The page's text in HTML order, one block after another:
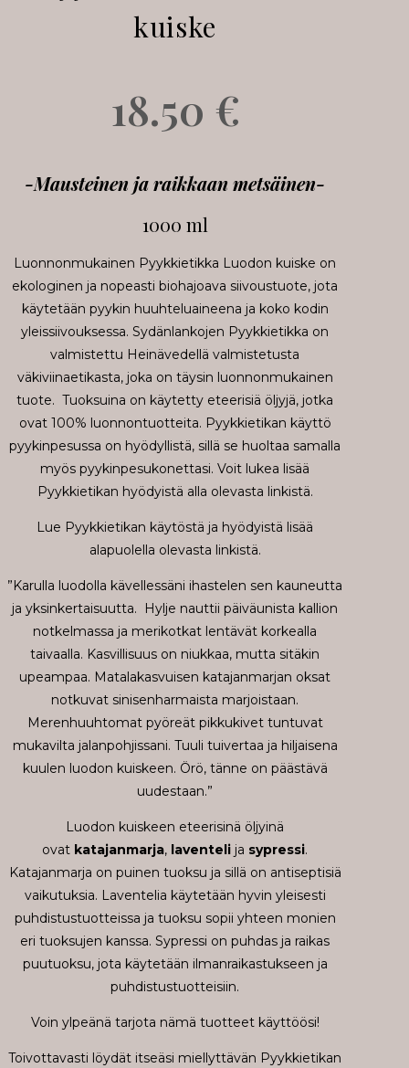
kuiske
18.50 €
-Mausteinen ja raikkaan metsäinen-
1000 ml
Luonnonmukainen Pyykkietikka Luodon kuiske on
ekologinen ja nopeasti biohajoava siivoustuote, jota
käytetään pyykin huuhteluaineena ja koko kodin
yleissiivouksessa. Sydänlankojen Pyykkietikka on
valmistettu Heinävedellä valmistetusta
väkiviinaetikasta, joka on täysin luonnonmukainen
tuote. Tuoksuina on käytetty eteerisiä öljyjä, jotka
ovat 100% luonnontuotteita. Pyykkietikan käyttö
pyykinpesussa on hyödyllistä, sillä se huoltaa samalla
myös pyykinpesukonettasi. Voit lukea lisää
Pyykkietikan hyödyistä alla olevasta linkistä.
Lue Pyykkietikan käytöstä ja hyödyistä lisää
alapuolella olevasta linkistä.
”Karulla luodolla kävellessäni ihastelen sen kauneutta
ja yksinkertaisuutta. Hylje nauttii päiväunista kallion
notkelmassa ja merikotkat lentävät korkealla
taivaalla. Kasvillisuus on niukkaa, mutta sitäkin
upeampaa. Matalakasvuisen katajanmarjan oksat
notkuvat sinisenharmaista marjoistaan.
Merenhuuhtomat pyöreät pikkukivet tuntuvat
mukavilta jalanpohjissani. Tuuli tuivertaa ja hiljaisena
kuulen luodon kuiskeen. Örö, tänne on päästävä
uudestaan.”
Luodon kuiskeen eteerisinä öljyinä
ovat katajanmarja, laventeli ja sypressi.
Katajanmarja on puinen tuoksu ja sillä on antiseptisiä
vaikutuksia. Laventelia käytetään hyvin yleisesti
puhdistustuotteissa ja tuoksu sopii yhteen monien
eri tuoksujen kanssa. Sypressi on puhdas ja raikas
puutuoksu, jota käytetään ilmanraikastukseen ja
puhdistustuotteisiin.
Voin ylpeänä tarjota nämä tuotteet käyttöösi!
Toivottavasti löydät itseäsi miellyttävän Pyykkietikan